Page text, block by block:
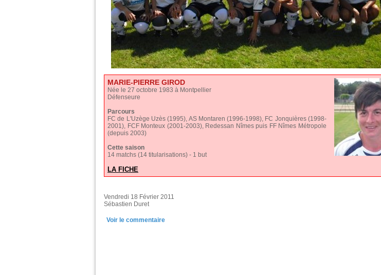
MARIE-PIERRE GIROD
Née le 27 octobre 1983 à Montpellier
Défenseure
Parcours
FC de L'Uzège Uzès (1995), AS Montaren (1996-1998), FC Jonquières (1998-
2001), FCF Monteux (2001-2003), Redessan Nîmes puis FF Nîmes Métropole
(depuis 2003)
Cette saison
14 matchs (14 titularisations) - 1 but
LA FICHE
Vendredi 18 Février 2011
Sébastien Duret
Voir le commentaire